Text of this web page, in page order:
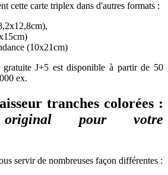
cette carte triplex dans d'autres formats :
(10x21cm)
J+5 est disponible à partir de 50
ex.
tranches colorées :
pour votre
servir de nombreuses façon différentes :